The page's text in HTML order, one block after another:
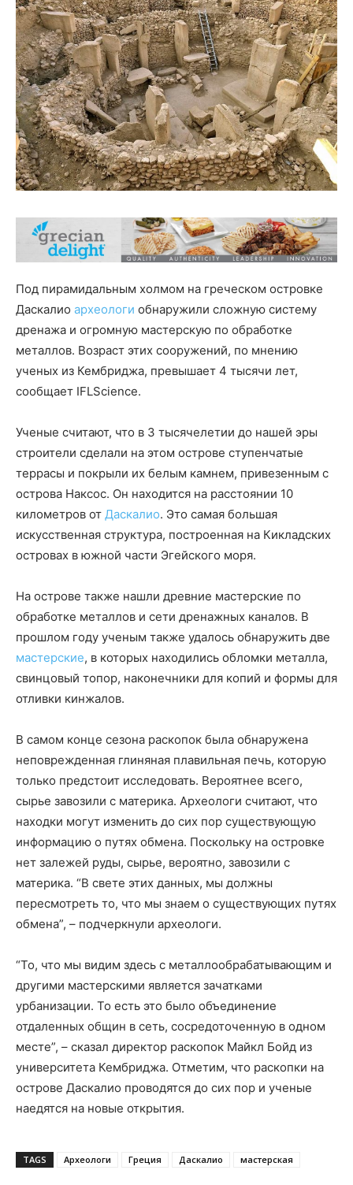
Под пирамидальным холмом на греческом островке
Даскалио археологи обнаружили сложную систему
дренажа и огромную мастерскую по обработке
металлов. Возраст этих сооружений, по мнению
ученых из Кембриджа, превышает 4 тысячи лет,
сообщает IFLScience.
Ученые считают, что в 3 тысячелетии до нашей эры
строители сделали на этом острове ступенчатые
террасы и покрыли их белым камнем, привезенным с
острова Наксос. Он находится на расстоянии 10
километров от Даскалио. Это самая большая
искусственная структура, построенная на Кикладских
островах в южной части Эгейского моря.
На острове также нашли древние мастерские по
обработке металлов и сети дренажных каналов. В
прошлом году ученым также удалось обнаружить две
мастерские, в которых находились обломки металла,
свинцовый топор, наконечники для копий и формы для
отливки кинжалов.
В самом конце сезона раскопок была обнаружена
неповрежденная глиняная плавильная печь, которую
только предстоит исследовать. Вероятнее всего,
сырье завозили с материка. Археологи считают, что
находки могут изменить до сих пор существующую
информацию о путях обмена. Поскольку на островке
нет залежей руды, сырье, вероятно, завозили с
материка. “В свете этих данных, мы должны
пересмотреть то, что мы знаем о существующих путях
обмена”, – подчеркнули археологи.
“То, что мы видим здесь с металлообрабатывающим и
другими мастерскими является зачатками
урбанизации. То есть это было объединение
отдаленных общин в сеть, сосредоточенную в одном
месте”, – сказал директор раскопок Майкл Бойд из
университета Кембриджа. Отметим, что раскопки на
острове Даскалио проводятся до сих пор и ученые
наедятся на новые открытия.
TAGS Археологи Греция Даскалио мастерская